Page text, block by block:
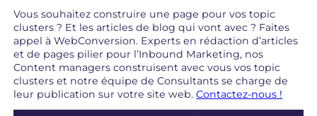
Vous souhaitez construire une page pour vos topic
clusters ? Et les articles de blog qui vont avec ? Faites
appel à WebConversion. Experts en rédaction d’articles
et de pages pilier pour l’Inbound Marketing, nos
Content managers construisent avec vous vos topic
clusters et notre équipe de Consultants se charge de
leur publication sur votre site web.Contactez-nous !